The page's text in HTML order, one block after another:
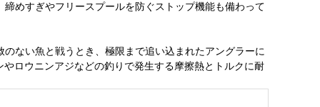
めすぎやフリースプールを防ぐストップ機能も備わって
ない魚と戦うとき、極限まで追い込まれたアングラーに
ロウニンアジなどの釣りで発生する摩擦熱とトルクに耐